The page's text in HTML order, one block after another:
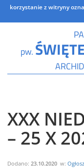
korzystanie z witryny
PARAFIA
pw.
XXX
– 25 X
Dodano: 23.10.2020 w: